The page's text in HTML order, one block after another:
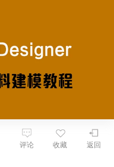
返回
收藏
评论